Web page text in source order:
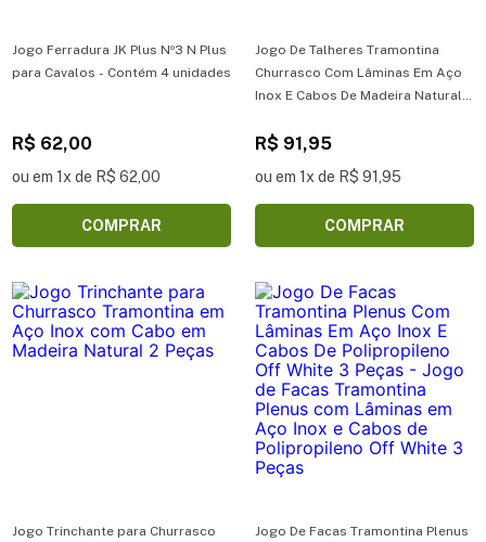
Jogo Ferradura JK Plus Nº3 N Plus
para Cavalos - Contém 4 unidades
R$ 62,00
ou em 1x de R$ 62,00
COMPRAR
Jogo De Talheres Tramontina
Churrasco Com Lâminas Em Aço
Inox E Cabos De Madeira Natural
Tramontina Churrasco com
Madeira Natural 12 Peças
R$ 91,95
ou em 1x de R$ 91,95
COMPRAR
Jogo Trinchante para Churrasco Jogo De Facas Tramontina Plenus